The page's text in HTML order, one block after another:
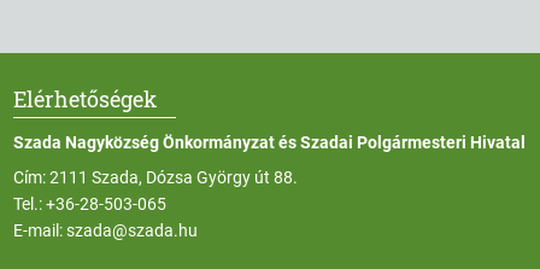
Elérhetőségek
Szada Nagyközség Önkormányzat és Szadai Polgármesteri Hivatal
Cím: 2111 Szada, Dózsa György út 88.
Tel.:+36-28-503-065
E-mail:szada@szada.hu